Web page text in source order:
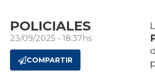
POLICIALES
23/09/2025 - 18:37hs
COMPARTIR